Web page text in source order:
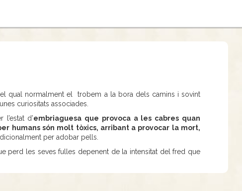
qual normalment el trobem a la bora dels camins i sovint
curiositats associades.
d’embriaguesa que provoca a les cabres quan
humans són molt tòxics, arribant a provocar la mort,
per adobar pells.
perd les seves fulles depenent de la intensitat del fred que